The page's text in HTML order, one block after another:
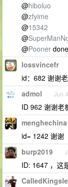
@hiboluo
@zfyime
@15342
@
@Pooner done
lossvincefr
id：682 谢谢
admol Jun 4
ID 962 谢谢老
menghechina
id= 1242 谢谢
burp2019
ID: 1647 ，这